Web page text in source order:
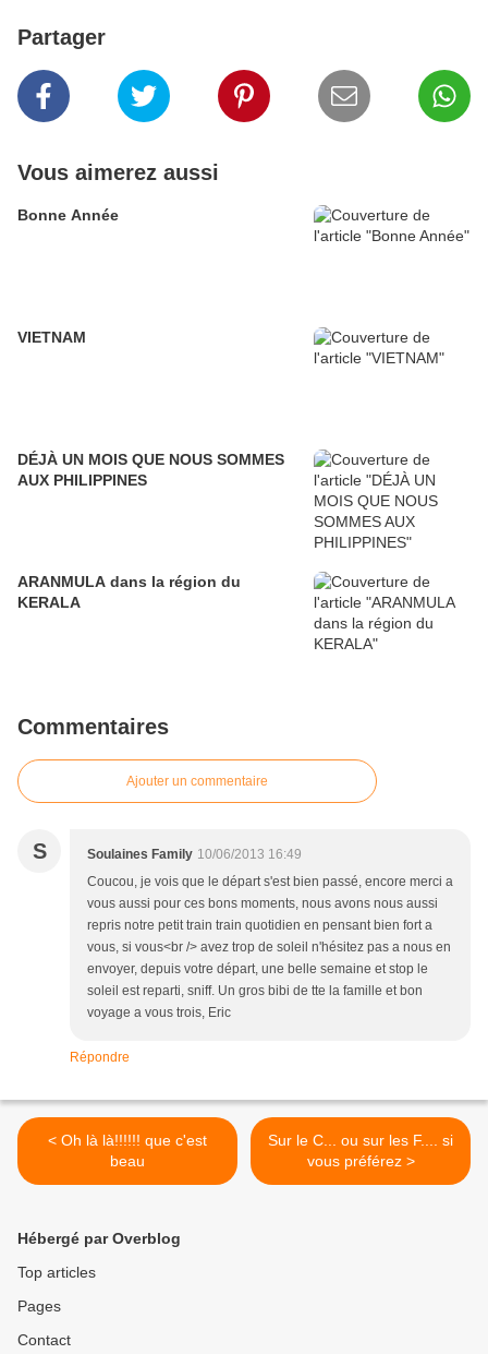
Partager
Vous aimerez aussi
Bonne Année
VIETNAM
DÉJÀ UN MOIS QUE NOUS SOMMES
AUX PHILIPPINES
ARANMULA dans la région du
KERALA
Commentaires
Ajouter un commentaire
S Soulaines Family 10/06/2013 16:49
Coucou, je vois que le départ s'est bien passé, encore merci a
vous aussi pour ces bons moments, nous avons nous aussi
repris notre petit train train quotidien en pensant bien fort a
vous, si vous<br /> avez trop de soleil n'hésitez pas a nous en
envoyer, depuis votre départ, une belle semaine et stop le
soleil est reparti, sniff. Un gros bibi de tte la famille et bon
voyage a vous trois, Eric
Répondre
< Oh là là!!!!!! que c'est
beau
Sur le C... ou sur les F.... si
vous préférez >
Hébergé par Overblog
Top articles
Pages
Contact